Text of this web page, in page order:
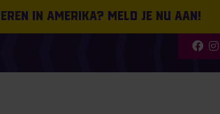
in Amerika? Meld je nu aan!